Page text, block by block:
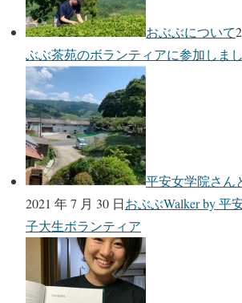
おぶぶについて
ぶぶ茶苑のボランティアに参加しまし
平安女学院さん
2021 年 7 月 30 日おぶぶWalker by 平
子大生ボランティア